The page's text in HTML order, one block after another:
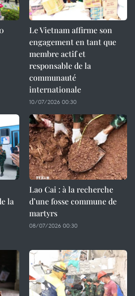
Le Vietnam affirme son
engagement en tant que
membre actif et
responsable de la
communauté
internationale
10/07/2026 00:30
la
Lao Cai : à la recherche
d’une fosse commune de
martyrs
08/07/2026 00:30